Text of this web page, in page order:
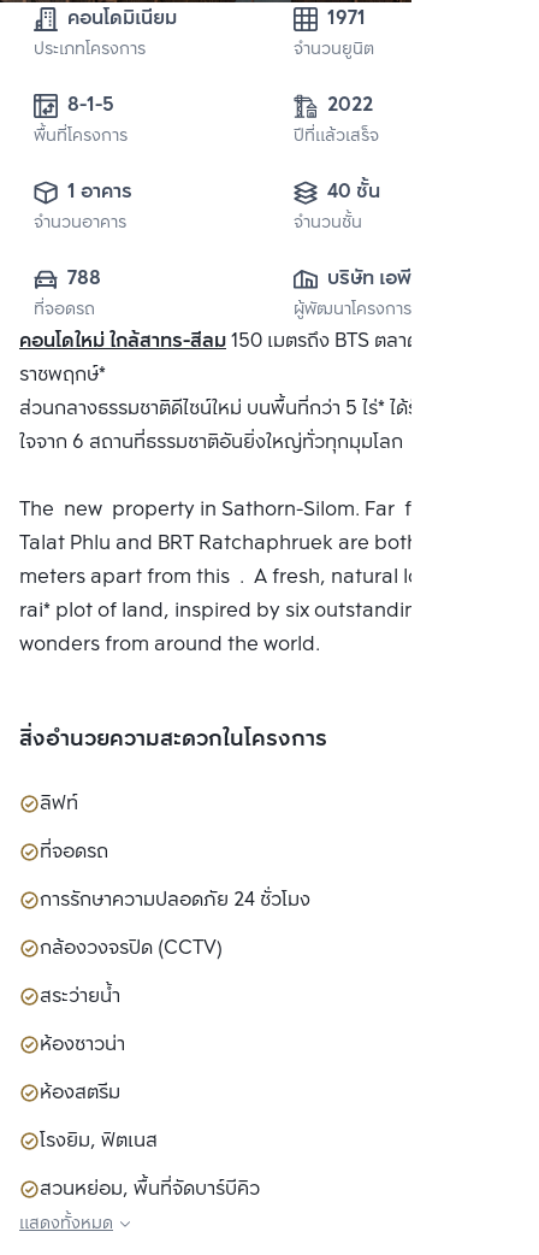
คอนโดมิเนียม
ประเภทโครงการ
1971
จำนวนยูนิต
8-1-5
พื้นที่โครงการ
2022
ปีที่แล้วเสร็จ
1 อาคาร
จำนวนอาคาร
40 ชั้น
จำนวนชั้น
788
ที่จอดรถ
บริษัท เอพี เอ็มอี 8
จำกัด
ผู้พัฒนาโครงการ
คอนโดใหม่ ใกล้สาทร-สีลม150 เมตรถึง BTS ตลาดพลูและ BRT
ราชพฤกษ์*
ส่วนกลางธรรมชาติดีไซน์ใหม่ บนพื้นที่กว่า 5 ไร่* ได้รับแรงบันดาล
ใจจาก 6 สถานที่ธรรมชาติอันยิ่งใหญ่ทั่วทุกมุมโลก
The new property in Sathorn-Silom. Far from BTS
Talat Phlu and BRT Ratchaphruek are both 150
meters apart from this . A fresh, natural look On a 5
rai* plot of land, inspired by six outstanding natural
wonders from around the world.
สิ่งอำนวยความสะดวกในโครงการ
ลิฟท์
ที่จอดรถ
การรักษาความปลอดภัย 24 ชั่วโมง
กล้องวงจรปิด (CCTV)
สระว่ายน้ำ
ห้องซาวน่า
ห้องสตรีม
โรงยิม, ฟิตเนส
สวนหย่อม, พื้นที่จัดบาร์บีคิว
สนามเด็กเล่น, พื้นที่สำหรับเด็ก
แสดงทั้งหมด